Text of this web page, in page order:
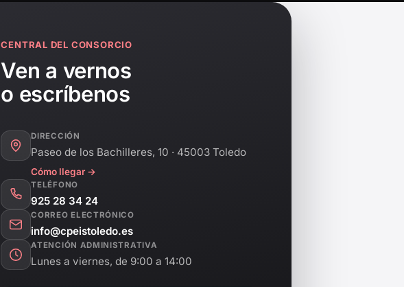
CENTRAL DEL CONSORCIO
Ven a vernos
o escríbenos
DIRECCIÓN
Paseo de los Bachilleres, 10 · 45003 Toledo
Cómo llegar →
TELÉFONO
925 28 34 24
CORREO ELECTRÓNICO
info@cpeistoledo.es
ATENCIÓN ADMINISTRATIVA
Lunes a viernes, de 9:00 a 14:00